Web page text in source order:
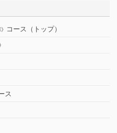
コース（トップ）
ス